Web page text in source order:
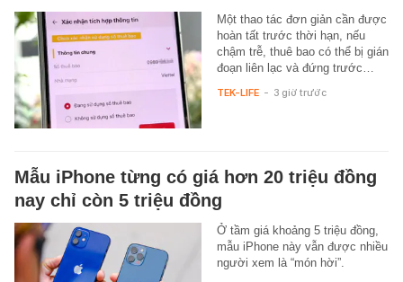
Một thao tác đơn giản cần được
hoàn tất trước thời hạn, nếu
chậm trễ, thuê bao có thể bị gián
đoạn liên lạc và đứng trước…
TEK-LIFE - 3 giờ trước
Mẫu iPhone từng có giá hơn 20 triệu đồng
nay chỉ còn 5 triệu đồng
Ở tầm giá khoảng 5 triệu đồng,
mẫu iPhone này vẫn được nhiều
người xem là “món hời”.